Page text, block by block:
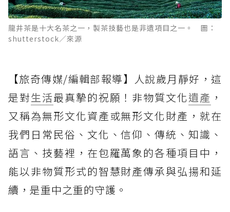
龍井茶是十大名茶之一，製茶技藝也是非遺項目之一。 圖：
shutterstock／來源
【旅奇傳媒/編輯部報導】人說歲月靜好，這
是對生活最真摯的祝願！非物質文化遺產 ，
又稱為無形文化資產或無形文化財產，就在
我們日常民俗、文化、信仰、傳統、知識、
語言、技藝裡，在包羅萬象的各種項目中，
能以非物質形式的智慧財產傳承與弘揚和延
續，是重中之重的守護。